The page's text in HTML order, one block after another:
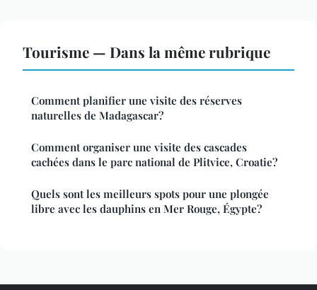
Tourisme — Dans la même rubrique
Comment planifier une visite des réserves
naturelles de Madagascar?
Comment organiser une visite des cascades
cachées dans le parc national de Plitvice, Croatie?
Quels sont les meilleurs spots pour une plongée
libre avec les dauphins en Mer Rouge, Égypte?